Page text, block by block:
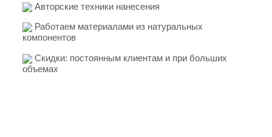
Авторские техники нанесения
Работаем материалами из натуральных
компонентов
Скидки: постоянным клиентам и при больших
объемах